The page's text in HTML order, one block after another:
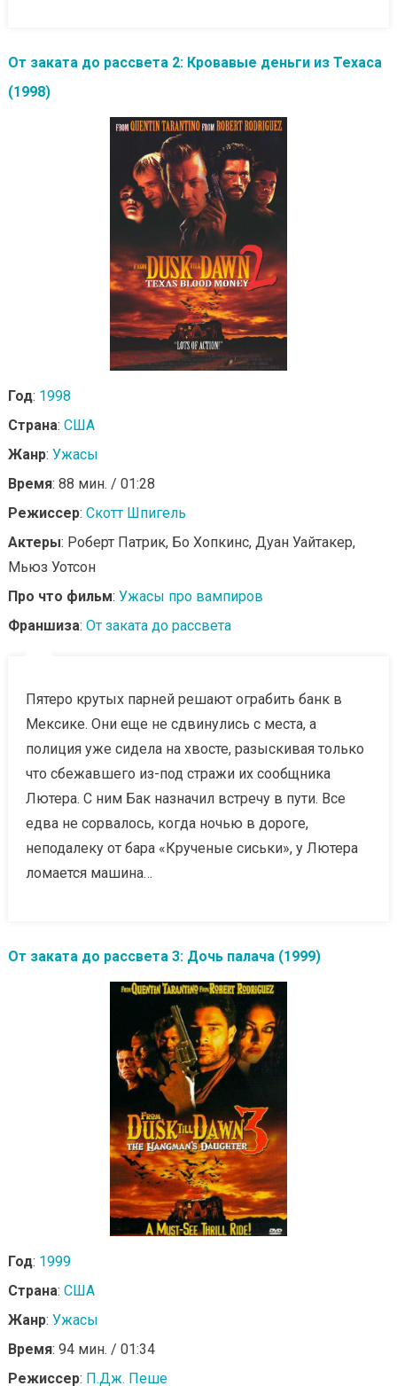
От заката до рассвета 2: Кровавые деньги из Техаса
(1998)
Год: 1998
Страна: США
Жанр: Ужасы
Время: 88 мин. / 01:28
Режиссер: Скотт Шпигель
Актеры: Роберт Патрик, Бо Хопкинс, Дуан Уайтакер,
Мьюз Уотсон
Про что фильм: Ужасы про вампиров
Франшиза: От заката до рассвета
Пятеро крутых парней решают ограбить банк в
Мексике. Они еще не сдвинулись с места, а
полиция уже сидела на хвосте, разыскивая только
что сбежавшего из-под стражи их сообщника
Лютера. С ним Бак назначил встречу в пути. Все
едва не сорвалось, когда ночью в дороге,
неподалеку от бара «Крученые сиськи», у Лютера
ломается машина…
От заката до рассвета 3: Дочь палача (1999)
Год: 1999
Страна: США
Жанр: Ужасы
Время: 94 мин. / 01:34
Режиссер: П.Дж. Пеше